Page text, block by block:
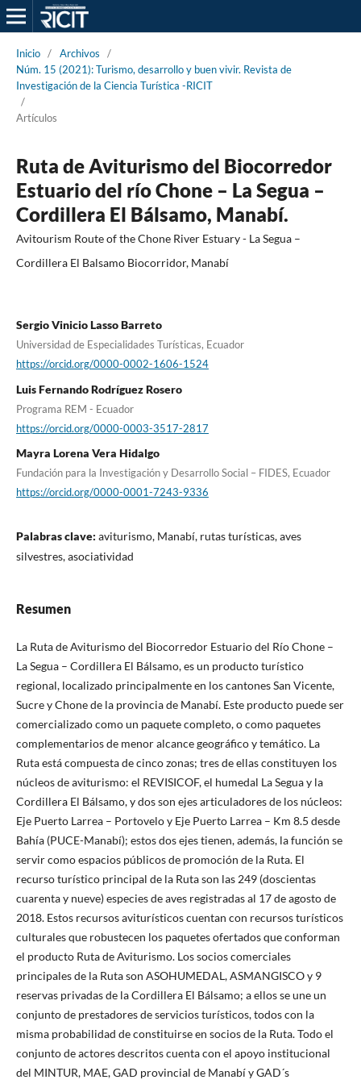
Inicio / Archivos
/
Núm. 15 (2021): Turismo, desarrollo y buen vivir. Revista de
Investigación de la Ciencia Turística -RICIT
/
Artículos
Ruta de Aviturismo del Biocorredor
Estuario del río Chone – La Segua –
Cordillera El Bálsamo, Manabí.
Avitourism Route of the Chone River Estuary - La Segua –
Cordillera El Balsamo Biocorridor, Manabí
Sergio Vinicio Lasso Barreto
Universidad de Especialidades Turísticas, Ecuador
https://orcid.org/0000-0002-1606-1524
Luis Fernando Rodríguez Rosero
Programa REM - Ecuador
https://orcid.org/0000-0003-3517-2817
Mayra Lorena Vera Hidalgo
Fundación para la Investigación y Desarrollo Social – FIDES, Ecuador
https://orcid.org/0000-0001-7243-9336
Palabras clave: aviturismo, Manabí, rutas turísticas, aves
silvestres, asociatividad
Resumen
La Ruta de Aviturismo del Biocorredor Estuario del Río Chone –
La Segua – Cordillera El Bálsamo, es un producto turístico
regional, localizado principalmente en los cantones San Vicente,
Sucre y Chone de la provincia de Manabí. Este producto puede ser
comercializado como un paquete completo, o como paquetes
complementarios de menor alcance geográfico y temático. La
Ruta está compuesta de cinco zonas; tres de ellas constituyen los
núcleos de aviturismo: el REVISICOF, el humedal La Segua y la
Cordillera El Bálsamo, y dos son ejes articuladores de los núcleos:
Eje Puerto Larrea – Portovelo y Eje Puerto Larrea – Km 8.5 desde
Bahía (PUCE-Manabí); estos dos ejes tienen, además, la función se
servir como espacios públicos de promoción de la Ruta. El
recurso turístico principal de la Ruta son las 249 (doscientas
cuarenta y nueve) especies de aves registradas al 17 de agosto de
2018. Estos recursos aviturísticos cuentan con recursos turísticos
culturales que robustecen los paquetes ofertados que conforman
el producto Ruta de Aviturismo. Los socios comerciales
principales de la Ruta son ASOHUMEDAL, ASMANGISCO y 9
reservas privadas de la Cordillera El Bálsamo; a ellos se une un
conjunto de prestadores de servicios turísticos, todos con la
misma probabilidad de constituirse en socios de la Ruta. Todo el
conjunto de actores descritos cuenta con el apoyo institucional
del MINTUR, MAE, GAD provincial de Manabí y GAD´s